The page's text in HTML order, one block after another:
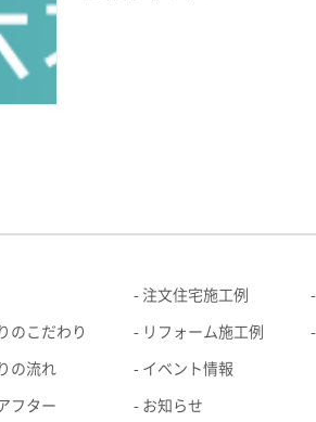
のこだわり
の流れ
フター
注文住宅施工例
リフォーム施工例
イベント情報
お知らせ